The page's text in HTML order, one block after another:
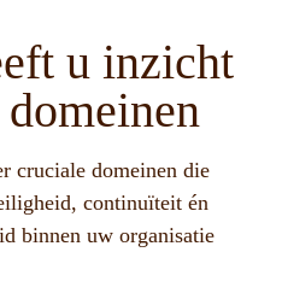
u inzicht
cruciale domeinen die
continuïteit én
binnen uw organisatie